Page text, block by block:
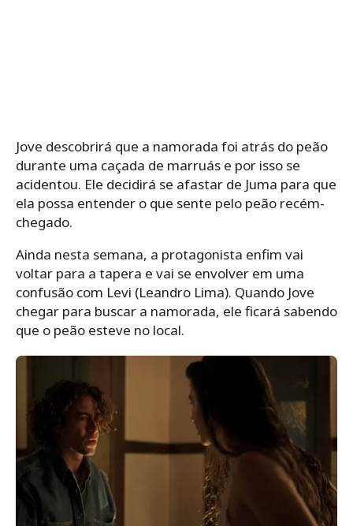
Jove descobrirá que a namorada foi atrás do peão
durante uma caçada de marruás e por isso se
acidentou. Ele decidirá se afastar de Juma para que
ela possa entender o que sente pelo peão recém-
chegado.
Ainda nesta semana, a protagonista enfim vai
voltar para a tapera e vai se envolver em uma
confusão com Levi (Leandro Lima). Quando Jove
chegar para buscar a namorada, ele ficará sabendo
que o peão esteve no local.